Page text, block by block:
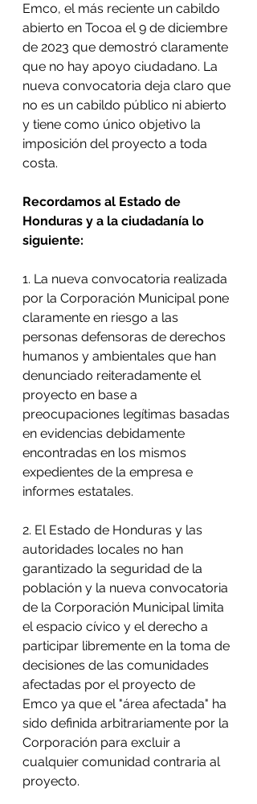
Emco, el más reciente un cabildo
abierto en Tocoa el 9 de diciembre
de 2023 que demostró claramente
que no hay apoyo ciudadano. La
nueva convocatoria deja claro que
no es un cabildo público ni abierto
y tiene como único objetivo la
imposición del proyecto a toda
costa.
Recordamos al Estado de
Honduras y a la ciudadanía lo
siguiente:
1. La nueva convocatoria realizada
por la Corporación Municipal pone
claramente en riesgo a las
personas defensoras de derechos
humanos y ambientales que han
denunciado reiteradamente el
proyecto en base a
preocupaciones legítimas basadas
en evidencias debidamente
encontradas en los mismos
expedientes de la empresa e
informes estatales.
2. El Estado de Honduras y las
autoridades locales no han
garantizado la seguridad de la
población y la nueva convocatoria
de la Corporación Municipal limita
el espacio cívico y el derecho a
participar libremente en la toma de
decisiones de las comunidades
afectadas por el proyecto de
Emco ya que el "área afectada" ha
sido definida arbitrariamente por la
Corporación para excluir a
cualquier comunidad contraria al
proyecto.